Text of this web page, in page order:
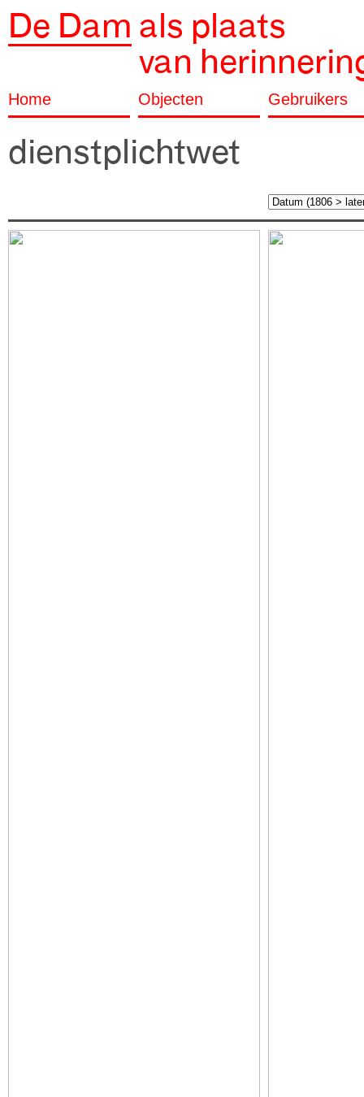
De Dam als plaats
van
Home Objecten Gebruikers
dienstplichtwet